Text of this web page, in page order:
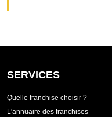
SERVICES
Quelle franchise choisir ?
L'annuaire des franchises